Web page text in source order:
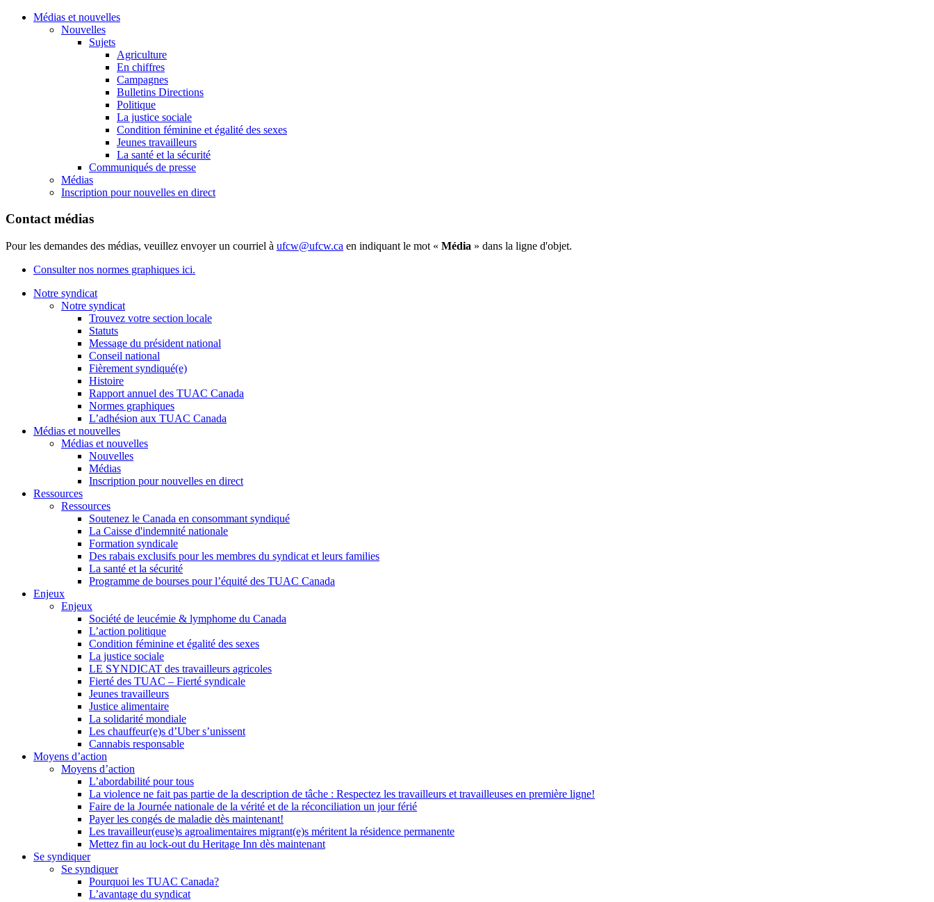
Médias et nouvelles
Nouvelles
Sujets
Agriculture
En chiffres
Campagnes
Bulletins Directions
Politique
La justice sociale
Condition féminine et égalité des sexes
Jeunes travailleurs
La santé et la sécurité
Communiqués de presse
Médias
Inscription pour nouvelles en direct
Contact médias
Pour les demandes des médias, veuillez envoyer un courriel à ufcw@ufcw.ca en indiquant le mot « Média » dans la ligne d'objet.
Consulter nos normes graphiques ici.
Notre syndicat
Notre syndicat
Trouvez votre section locale
Statuts
Message du président national
Conseil national
Fièrement syndiqué(e)
Histoire
Rapport annuel des TUAC Canada
Normes graphiques
L’adhésion aux TUAC Canada
Médias et nouvelles
Médias et nouvelles
Nouvelles
Médias
Inscription pour nouvelles en direct
Ressources
Ressources
Soutenez le Canada en consommant syndiqué
La Caisse d'indemnité nationale
Formation syndicale
Des rabais exclusifs pour les membres du syndicat et leurs families
La santé et la sécurité
Programme de bourses pour l’équité des TUAC Canada
Enjeux
Enjeux
Société de leucémie & lymphome du Canada
L’action politique
Condition féminine et égalité des sexes
La justice sociale
LE SYNDICAT des travailleurs agricoles
Fierté des TUAC – Fierté syndicale
Jeunes travailleurs
Justice alimentaire
La solidarité mondiale
Les chauffeur(e)s d’Uber s’unissent
Cannabis responsable
Moyens d’action
Moyens d’action
L’abordabilité pour tous
La violence ne fait pas partie de la description de tâche : Respectez les travailleurs et travailleuses en première ligne!
Faire de la Journée nationale de la vérité et de la réconciliation un jour férié
Payer les congés de maladie dès maintenant!
Les travailleur(euse)s agroalimentaires migrant(e)s méritent la résidence permanente
Mettez fin au lock-out du Heritage Inn dès maintenant
Se syndiquer
Se syndiquer
Pourquoi les TUAC Canada?
L’avantage du syndicat